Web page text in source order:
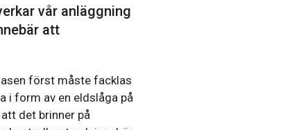
vår anläggning
att
först måste facklas
i form av en eldslåga på
det brinner på